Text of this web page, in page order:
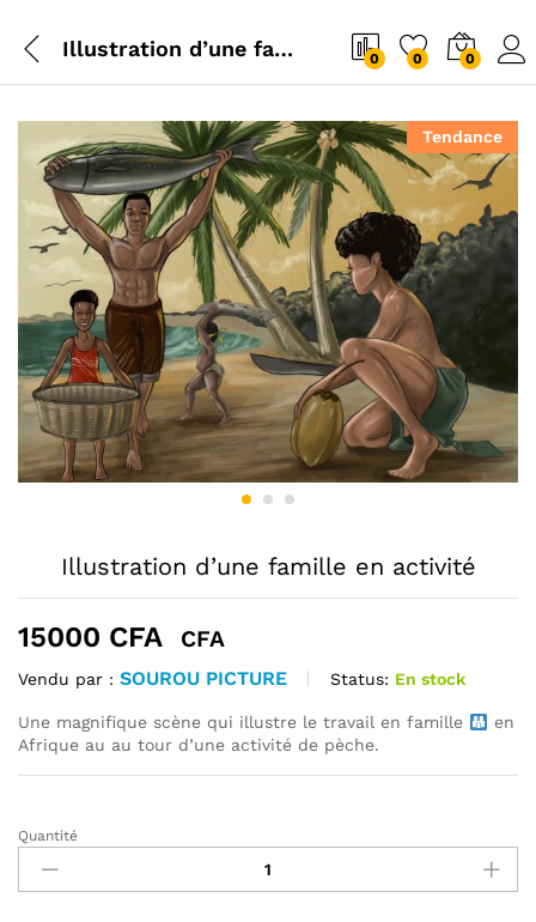
Illustration d’une famille en activité 0 0 0
Tendance
Illustration d’une famille en activité
15000 CFA CFA
Vendu par : SOUROU PICTURE Status: En stock
Une magnifique scène qui illustre le travail en famille
en
Afrique au au tour d’une activité de pèche.
Illustration
d'une
famille
Quantité